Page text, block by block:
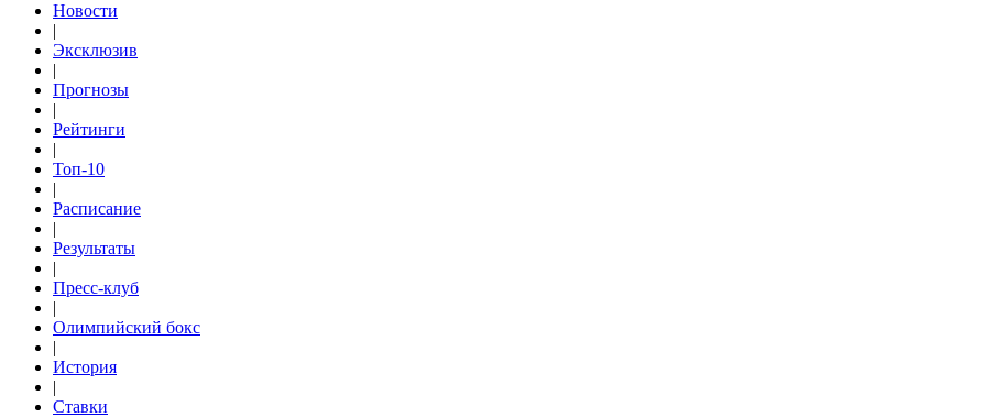
Новости
|
Эксклюзив
|
Прогнозы
|
Рейтинги
|
Топ-10
|
Расписание
|
Результаты
|
Пресс-клуб
|
Олимпийский бокс
|
История
|
Ставки